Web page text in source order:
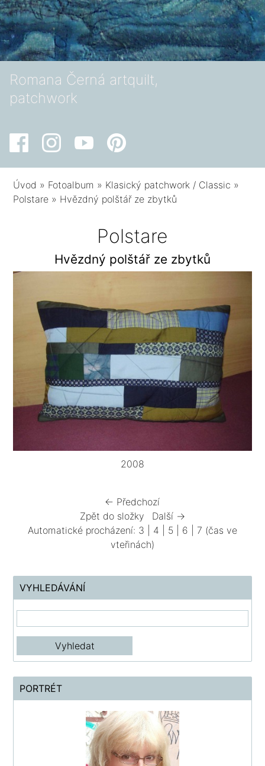
Romana Černá artquilt,
patchwork
Úvod » Fotoalbum » Klasický patchwork / Classic »
Polstare » Hvězdný polštář ze zbytků
Polstare
Hvězdný polštář ze zbytků
2008
← Předchozí
Zpět do složky
Další →
Automatické procházení: 3 4 5 6 7 (čas ve
vteřinách)
VYHLEDÁVÁNÍ
PORTRÉT